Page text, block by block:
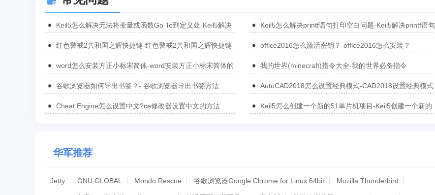
Keil5怎么解决无法将变量或函数Go To到定义处-Keil5解决
Keil5怎么解决printf语句打印空白问题-Keil5解决printf语句
红色警戒2共和国之辉快捷键-红色警戒2共和国之辉快捷键
office2016怎么激活密钥？-office2016怎么安装？
word怎么安装方正小标宋简体-word安装方正小标宋简体的
我的世界(minecraft)指令大全-我的世界必备指令
谷歌浏览器如何导出书签？- 谷歌浏览器导出书签方法
AutoCAD2018怎么设置经典模式-CAD2018设置经典模式
Cheat Engine怎么设置中文?ce修改器设置中文的方法
Keil5怎么创建一个新的51单片机项目-Keil5创建一个新的
华军推荐
Jetty GNU GLOBAL Mondo Rescue 谷歌浏览器Google Chrome for Linux 64bit Mozilla Thunderbird